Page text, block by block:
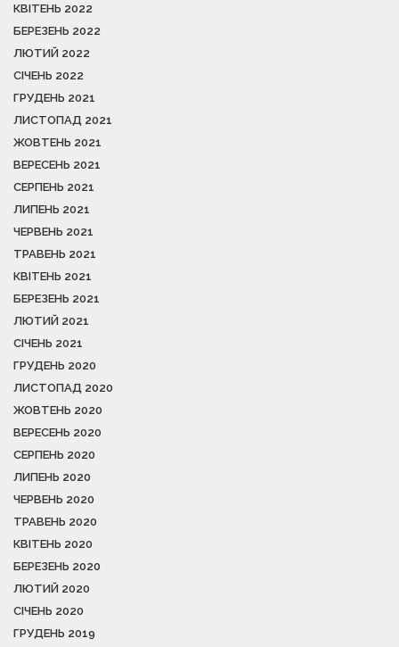
КВІТЕНЬ 2022
БЕРЕЗЕНЬ 2022
ЛЮТИЙ 2022
СІЧЕНЬ 2022
ГРУДЕНЬ 2021
ЛИСТОПАД 2021
ЖОВТЕНЬ 2021
ВЕРЕСЕНЬ 2021
СЕРПЕНЬ 2021
ЛИПЕНЬ 2021
ЧЕРВЕНЬ 2021
ТРАВЕНЬ 2021
КВІТЕНЬ 2021
БЕРЕЗЕНЬ 2021
ЛЮТИЙ 2021
СІЧЕНЬ 2021
ГРУДЕНЬ 2020
ЛИСТОПАД 2020
ЖОВТЕНЬ 2020
ВЕРЕСЕНЬ 2020
СЕРПЕНЬ 2020
ЛИПЕНЬ 2020
ЧЕРВЕНЬ 2020
ТРАВЕНЬ 2020
КВІТЕНЬ 2020
БЕРЕЗЕНЬ 2020
ЛЮТИЙ 2020
СІЧЕНЬ 2020
ГРУДЕНЬ 2019